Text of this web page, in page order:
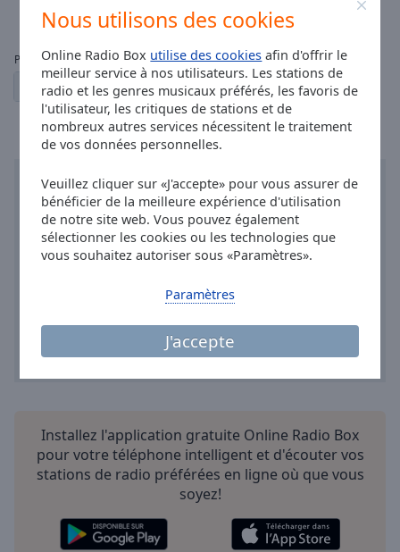
Nous utilisons des cookies
Online Radio Box utilise des cookies afin d'offrir le
meilleur service à nos utilisateurs. Les stations de
radio et les genres musicaux préférés, les favoris de
l'utilisateur, les critiques de stations et de
nombreux autres services nécessitent le traitement
de vos données personnelles.
Veuillez cliquer sur «J'accepte» pour vous assurer de
bénéficier de la meilleure expérience d'utilisation
de notre site web. Vous pouvez également
sélectionner les cookies ou les technologies que
vous souhaitez autoriser sous «Paramètres».
J'accepte
Paramètres
Pages:
2 3 4 5 ← Précédent Suivant →
Installez l'application gratuite Online Radio Box
pour votre téléphone intelligent et d'écouter vos
stations de radio préférées en ligne où que vous
soyez!